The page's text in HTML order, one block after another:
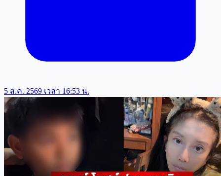
5 ส.ค. 2569 เวลา 16:53 น.